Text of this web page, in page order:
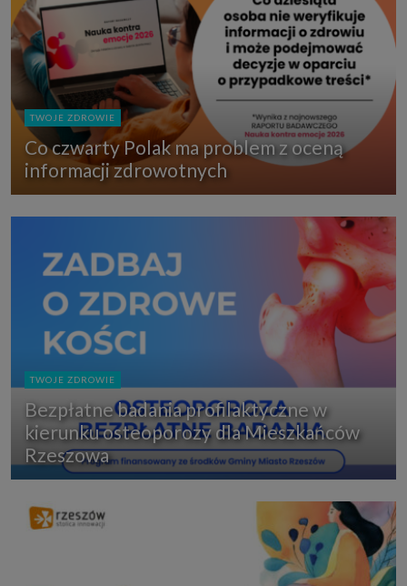
TWOJE ZDROWIE
Co czwarty Polak ma problem z oceną
informacji zdrowotnych
TWOJE ZDROWIE
Bezpłatne badania profilaktyczne w
kierunku osteoporozy dla Mieszkańców
Rzeszowa